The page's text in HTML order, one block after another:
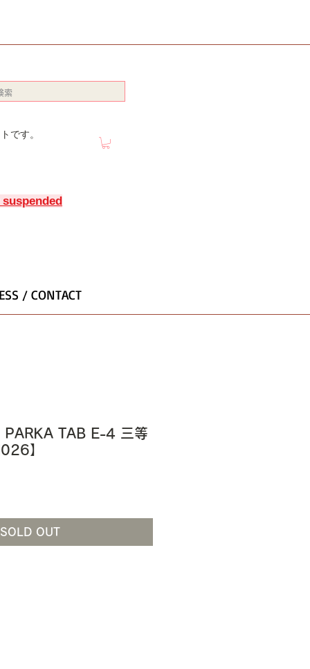
です。
/ CONTACT
TAB E-4 三等
】
SOLD OUT